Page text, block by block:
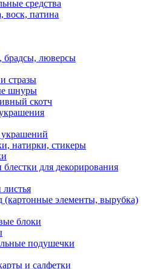
средства
воск, патина
брадсы, люверсы
стразы
шнуры
скотч
натирки, стикеры
для декорирования
(картонные элементы, вырубка)
блоки
подушечки
и салфетки